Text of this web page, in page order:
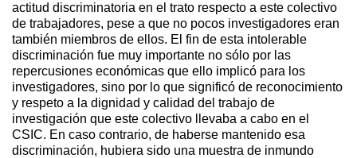
actitud discriminatoria en el trato respecto a este colectivo
de trabajadores, pese a que no pocos investigadores eran
también miembros de ellos. El fin de esta intolerable
discriminación fue muy importante no sólo por las
repercusiones económicas que ello implicó para los
investigadores, sino por lo que significó de reconocimiento
y respeto a la dignidad y calidad del trabajo de
investigación que este colectivo llevaba a cabo en el
CSIC. En caso contrario, de haberse mantenido esa
discriminación, hubiera sido una muestra de inmundo